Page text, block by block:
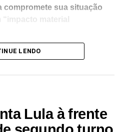
compromete sua situação
material
à Justiça, a defesa do
que a medida afeta recursos
pessoal e despesas do
a revisão da decisão e a
o caso continua em
LENDO
Lula à frente